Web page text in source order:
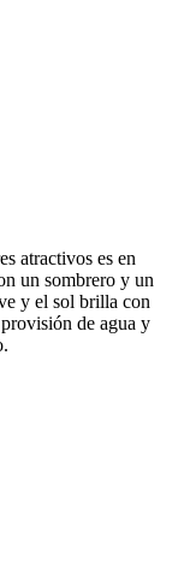
atractivos es en
un sombrero y un
y el sol brilla con
de agua y